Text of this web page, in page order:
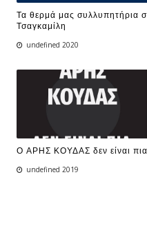
Τα θερμά μας συλλυπητήρια
Τσαγκαμίλη
undefined 2020
Ο ΑΡΗΣ ΚΟΥΔΑΣ δεν είναι
undefined 2019